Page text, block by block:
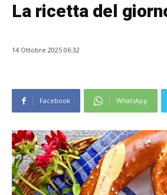
La ricetta del
14 Ottobre 2025 06:32
Facebook WhatsApp